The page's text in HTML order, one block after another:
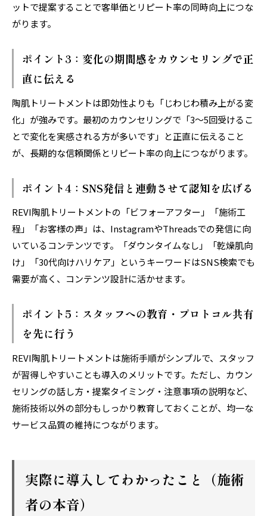
ットで提案することで客単価とリピート率の同時向上につな
がります。
ポイント3：変化の期間感をカウンセリングで正
直に伝える
陶肌トリートメントは即効性よりも「じわじわ積み上がる変
化」が強みです。最初のカウンセリングで「3〜5回受けるこ
とで変化を実感される方が多いです」と正直に伝えること
が、長期的な信頼関係とリピート率の向上につながります。
ポイント4：SNS発信と連動させて認知を広げる
REVI陶肌トリートメントの「ビフォーアフター」「施術工
程」「お客様の声」は、InstagramやThreadsでの発信に向
いているコンテンツです。「ダウンタイムなし」「乾燥肌向
け」「30代向けハリケア」というキーワードはSNS検索でも
需要が高く、コンテンツ設計に活かせます。
ポイント5：スタッフへの教育・プロトコル共有
を先に行う
REVI陶肌トリートメントは施術手順がシンプルで、スタッフ
が習得しやすいことも導入のメリットです。ただし、カウン
セリングの話し方・提案タイミング・注意事項の説明など、
施術技術以外の部分もしっかり教育しておくことが、均一な
サービス品質の維持につながります。
実際に導入してわかったこと（施術
者の本音）